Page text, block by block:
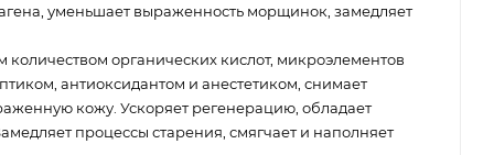
уменьшает выраженность морщинок, замедляет
органических кислот, микроэлементов
антиоксидантом и анестетиком, снимает
кожу. Ускоряет регенерацию, обладает
процессы старения, смягчает и наполняет